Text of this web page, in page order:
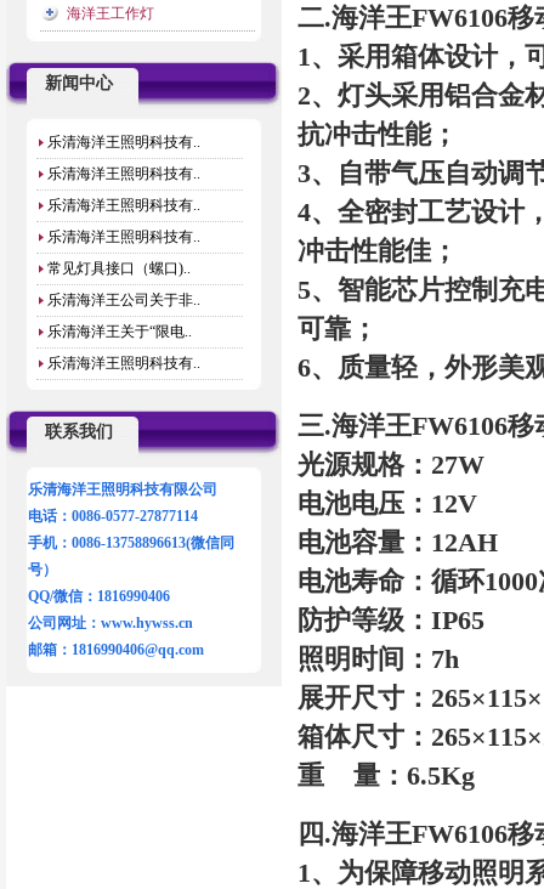
海洋王工作灯
新闻中心
乐清海洋王照明科技有..
乐清海洋王照明科技有..
乐清海洋王照明科技有..
乐清海洋王照明科技有..
常见灯具接口（螺口)..
乐清海洋王公司关于非..
乐清海洋王关于“限电..
乐清海洋王照明科技有..
联系我们
乐清海洋王照明科技有限公司
电话：0086-0577-27877114
手机：0086-13758896613(微信同
号）
QQ/微信：1816990406
公司网址： www.hywss.cn
邮箱： 1816990406@qq.com
二.海洋王FW6106
1、采用箱体设计，
2、灯头采用铝合金
抗冲击性能；
3、自带气压自动调
4、全密封工艺设计
冲击性能佳；
5、智能芯片控制充
可靠；
6、质量轻，外形美
三.海洋王FW6106
光源规格：27W
电池电压：12V
电池容量：12AH
电池寿命：循环
防护等级：IP65
照明时间：7h
展开尺寸：
箱体尺寸：
重 量：6.5Kg
四.海洋王FW6106
1、为保障移动照明